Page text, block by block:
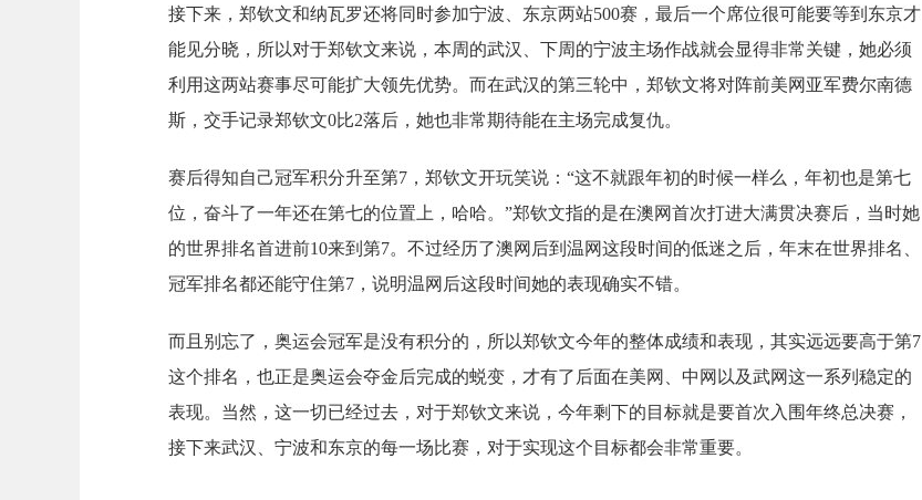
接下来，郑钦文和纳瓦罗还将同时参加宁波、东京两站500赛，最后一个席位很可能要等到东京才
能见分晓，所以对于郑钦文来说，本周的武汉、下周的宁波主场作战就会显得非常关键，她必须
利用这两站赛事尽可能扩大领先优势。而在武汉的第三轮中，郑钦文将对阵前美网亚军费尔南德
斯，交手记录郑钦文0比2落后，她也非常期待能在主场完成复仇。
赛后得知自己冠军积分升至第7，郑钦文开玩笑说：“这不就跟年初的时候一样么，年初也是第七
位，奋斗了一年还在第七的位置上，哈哈。”郑钦文指的是在澳网首次打进大满贯决赛后，当时她
的世界排名首进前10来到第7。不过经历了澳网后到温网这段时间的低迷之后，年末在世界排名、
冠军排名都还能守住第7，说明温网后这段时间她的表现确实不错。
而且别忘了，奥运会冠军是没有积分的，所以郑钦文今年的整体成绩和表现，其实远远要高于第7
这个排名，也正是奥运会夺金后完成的蜕变，才有了后面在美网、中网以及武网这一系列稳定的
表现。当然，这一切已经过去，对于郑钦文来说，今年剩下的目标就是要首次入围年终总决赛，
接下来武汉、宁波和东京的每一场比赛，对于实现这个目标都会非常重要。